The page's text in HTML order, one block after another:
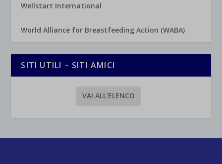
Wellstart International
World Alliance for Breastfeeding Action (WABA)
SITI UTILI – SITI AMICI
VAI ALL’ELENCO